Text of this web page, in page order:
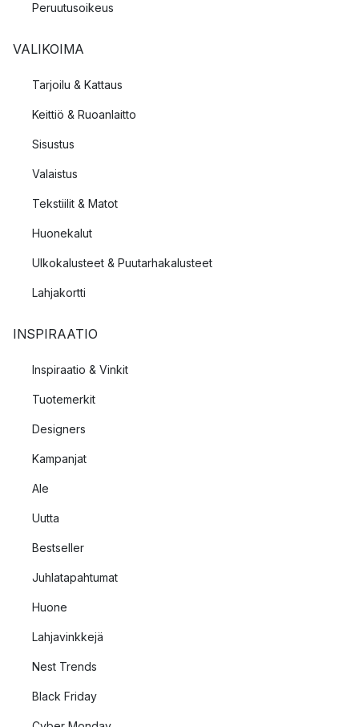
Peruutusoikeus
VALIKOIMA
Tarjoilu & Kattaus
Keittiö & Ruoanlaitto
Sisustus
Valaistus
Tekstiilit & Matot
Huonekalut
Ulkokalusteet & Puutarhakalusteet
Lahjakortti
INSPIRAATIO
Inspiraatio & Vinkit
Tuotemerkit
Designers
Kampanjat
Ale
Uutta
Bestseller
Juhlatapahtumat
Huone
Lahjavinkkejä
Nest Trends
Black Friday